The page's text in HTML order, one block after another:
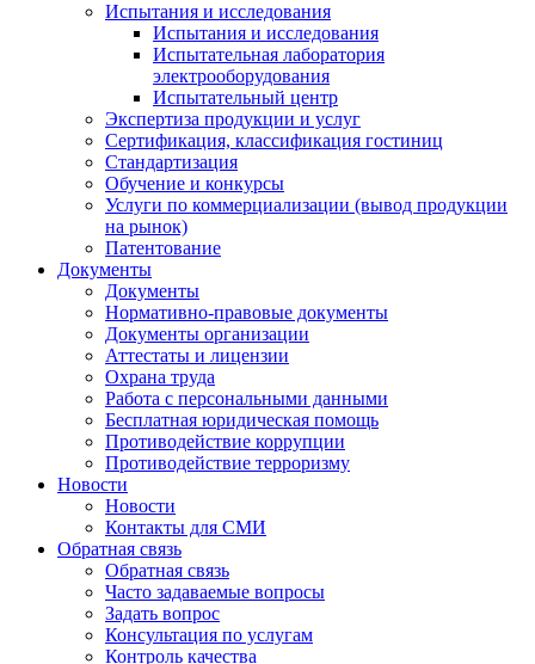
Испытания и исследования
Испытания и исследования
Испытательная лаборатория
электрооборудования
Испытательный центр
Экспертиза продукции и услуг
Сертификация, классификация гостиниц
Стандартизация
Обучение и конкурсы
Услуги по коммерциализации (вывод продукции
на рынок)
Патентование
Документы
Документы
Нормативно-правовые документы
Документы организации
Аттестаты и лицензии
Охрана труда
Работа с персональными данными
Бесплатная юридическая помощь
Противодействие коррупции
Противодействие терроризму
Новости
Новости
Контакты для СМИ
Обратная связь
Обратная связь
Часто задаваемые вопросы
Задать вопрос
Консультация по услугам
Контроль качества